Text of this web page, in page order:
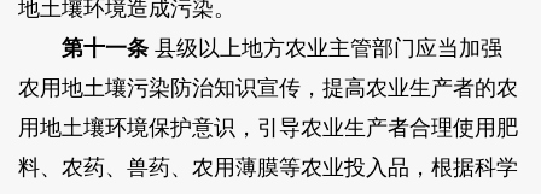
地土壤环境造成污染。
第十一条县级以上地方农业主管部门应当加强
农用地土壤污染防治知识宣传，提高农业生产者的农
用地土壤环境保护意识，引导农业生产者合理使用肥
料、农药、兽药、农用薄膜等农业投入品，根据科学